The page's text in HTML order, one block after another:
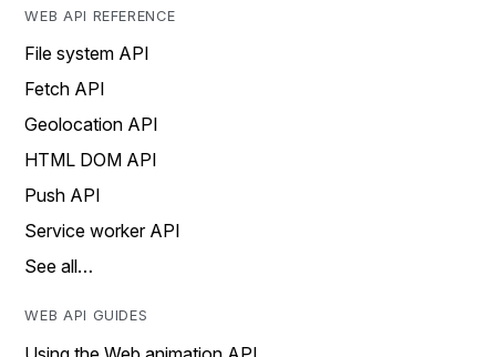
WEB API REFERENCE
File system API
Fetch API
Geolocation API
HTML DOM API
Push API
Service worker API
See all…
WEB API GUIDES